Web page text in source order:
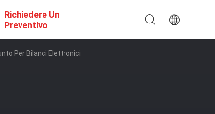
Richiedere Un
Preventivo
Per Bilanci Elettronici